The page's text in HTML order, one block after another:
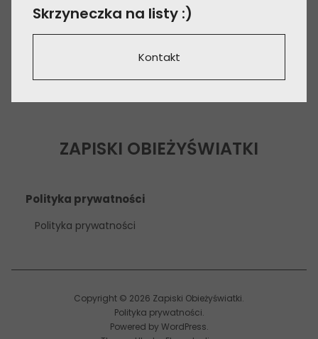
Skrzyneczka na listy :)
Kontakt
ZAPISKI OBIEŻYŚWIATKI
Polityka prywatności
Polityka prywatności
Copyright © 2026 Zapiski Obieżyświatki
Polityka prywatności
Powered by WordPress